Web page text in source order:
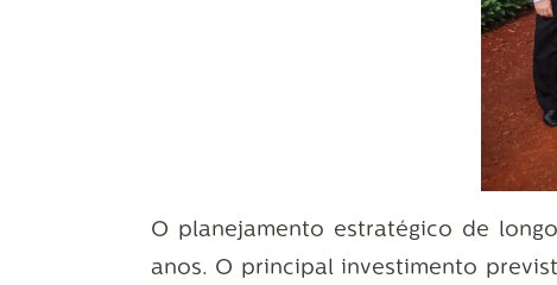
O planejamento estratégico de
anos. O principal investimento